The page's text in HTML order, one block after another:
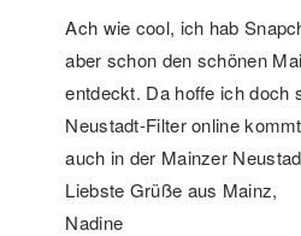
Ach wie cool, ich hab
aber schon den schönen
entdeckt. Da hoffe ich doch
Neustadt-Filter online
auch in der Mainzer
Liebste Grüße aus Mainz,
Nadine